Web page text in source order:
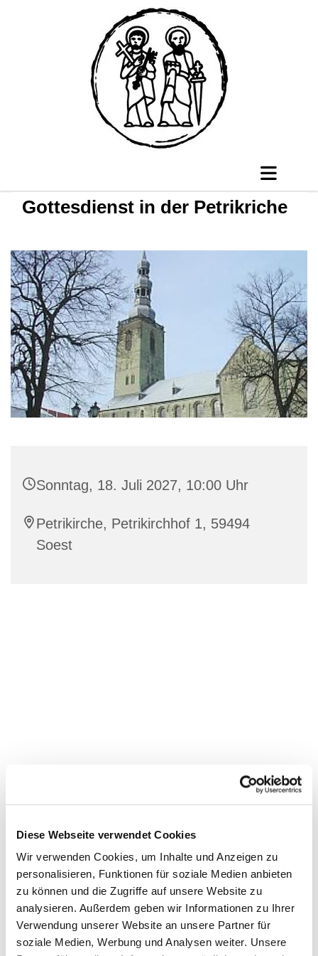
Diese Webseite verwendet Cookies
Wir verwenden Cookies, um Inhalte und Anzeigen zu
personalisieren, Funktionen für soziale Medien anbieten
zu können und die Zugriffe auf unsere Website zu
analysieren. Außerdem geben wir Informationen zu Ihrer
Verwendung unserer Website an unsere Partner für
soziale Medien, Werbung und Analysen weiter. Unsere
Gottesdienst in der Petrikriche
Sonntag, 18. Juli 2027, 10:00 Uhr
Petrikirche, Petrikirchhof 1, 59494
Soest
Dies könnte Sie auch
interessieren